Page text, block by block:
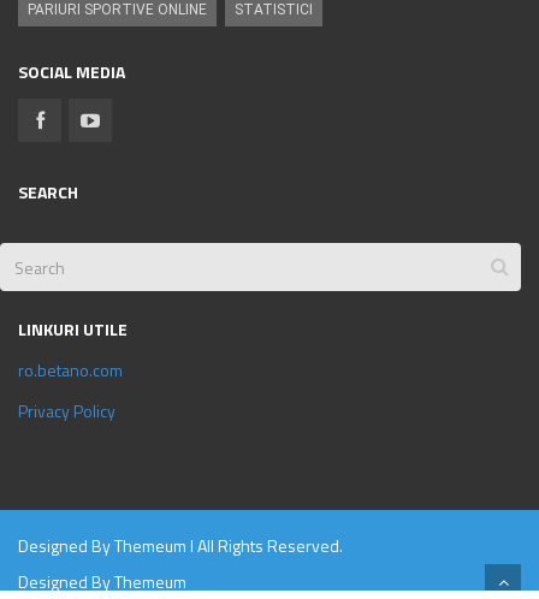
PARIURI SPORTIVE ONLINE STATISTICI
SOCIAL MEDIA
SEARCH
LINKURI UTILE
ro.betano.com
Privacy Policy
Designed ByThemeuml All Rights Reserved.
Designed ByThemeum